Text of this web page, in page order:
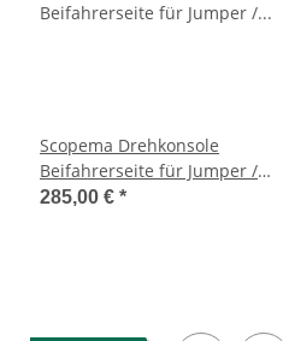
Scopema Drehkonsole
Beifahrerseite für Jumper /
Boxer / Ducato X244 ab 2002 bis
285,00 € *